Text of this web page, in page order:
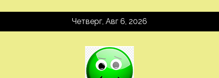
Четверг, Авг 6, 2026